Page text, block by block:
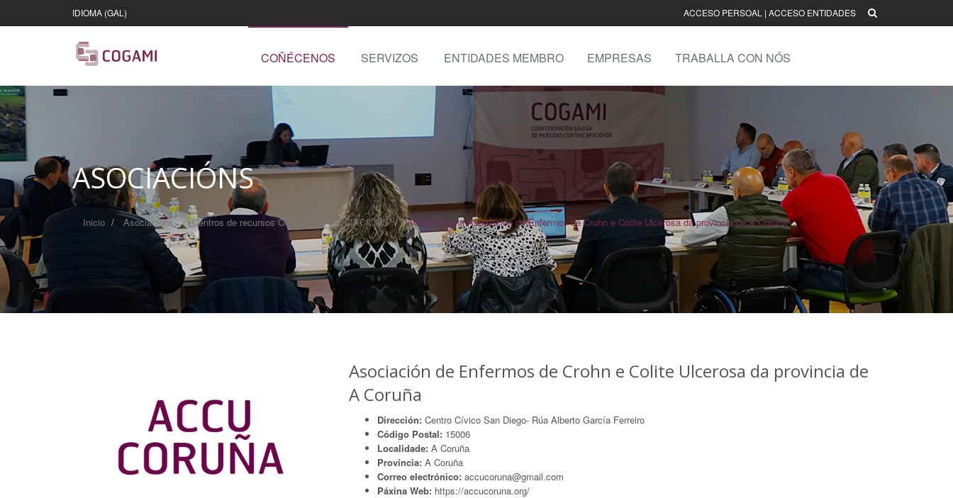
IDIOMA (GAL) ACCESO PERSOAL | ACCESO ENTIDADES
COÑÉCENOS SERVIZOS ENTIDADES MEMBRO EMPRESAS TRABALLA CON NÓS
ASOCIACIÓNS
Inicio Asociacións Centros de recursos COGAMI / ASOCIACIÓNS ACCU Coruña Asociación de Enfermos de Crohn e Colite Ulcerosa da provincia de A Coruña
Asociación de Enfermos de Crohn e Colite Ulcerosa da provincia de
A Coruña
Dirección: Centro Cívico San Diego- Rúa Alberto García Ferreiro
Código Postal: 15006
Localidade: A Coruña
Provincia: A Coruña
Correo electrónico: accucoruna@gmail.com
Páxina Web: https://accucoruna.org/